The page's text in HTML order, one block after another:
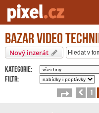
Server o natáčení a zpracování
Bazar video
Nový inzerát
Kategorie:
Filtr:
Stránka z1